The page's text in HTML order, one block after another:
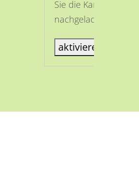
Sie die Karte
nachgeladen.
aktiviere Karte